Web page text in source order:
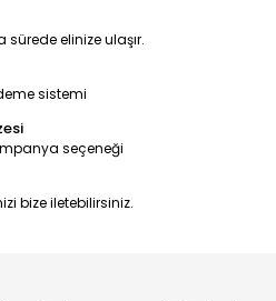
sürede elinize ulaşır.
sistemi
seçeneği
bize iletebilirsiniz.